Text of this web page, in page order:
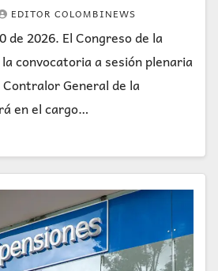
EDITOR COLOMBINEWS
de 2026. El Congreso de la
convocatoria a sesión plenaria
General de la
en el cargo…